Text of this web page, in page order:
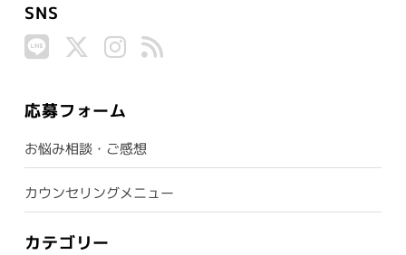
SNS
応募フォーム
お悩み相談・ご感想
カウンセリングメニュー
カテゴリー